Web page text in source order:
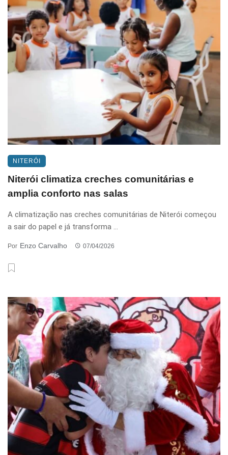
NITERÓI
Niterói climatiza creches comunitárias e
amplia conforto nas salas
A climatização nas creches comunitárias de Niterói começou
a sair do papel e já transforma ...
Por Enzo Carvalho 07/04/2026